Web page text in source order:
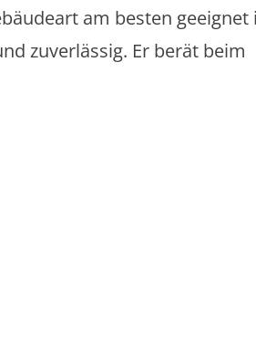
am besten geeignet
zuverlässig. Er berät beim